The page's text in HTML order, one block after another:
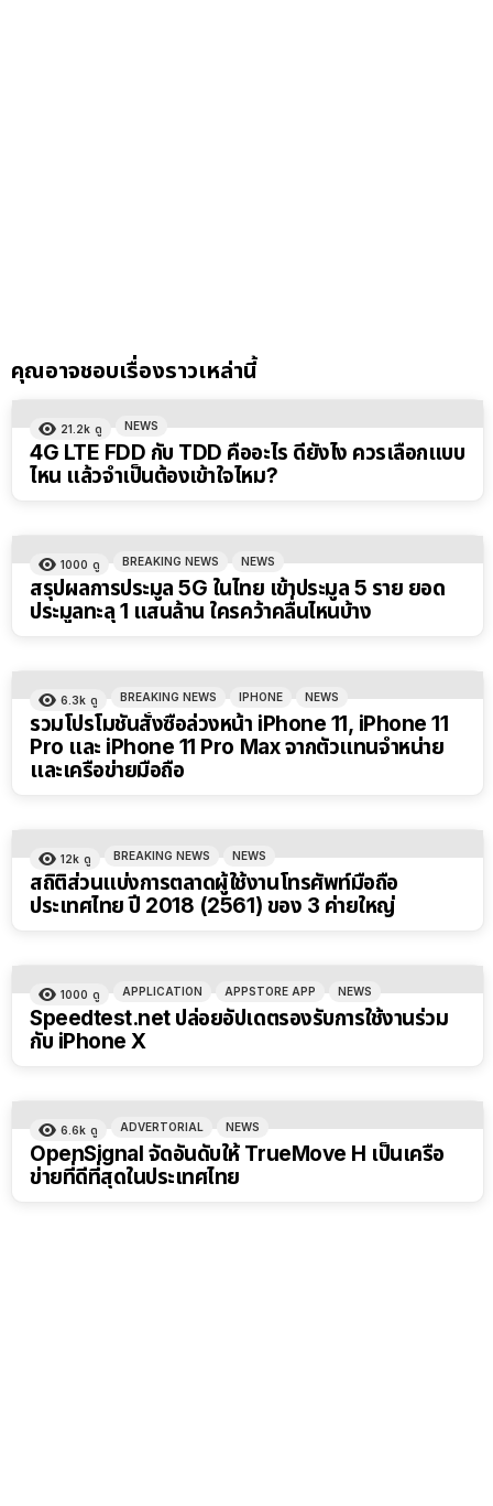
คุณอาจชอบเรื่องราวเหล่านี้
21.2k ดู NEWS
4G LTE FDD กับ TDD คืออะไร ดียังไง ควรเลือกแบบ
ไหน แล้วจำเป็นต้องเข้าใจไหม?
1000 ดู BREAKING NEWS NEWS
สรุปผลการประมูล 5G ในไทย เข้าประมูล 5 ราย ยอด
ประมูลทะลุ 1 แสนล้าน ใครคว้าคลื่นไหนบ้าง
6.3k ดู BREAKING NEWS IPHONE NEWS
รวมโปรโมชันสั่งซื้อล่วงหน้า iPhone 11, iPhone 11
Pro และ iPhone 11 Pro Max จากตัวแทนจำหน่าย
และเครือข่ายมือถือ
12k ดู BREAKING NEWS NEWS
สถิติส่วนแบ่งการตลาดผู้ใช้งานโทรศัพท์มือถือ
ประเทศไทย ปี 2018 (2561) ของ 3 ค่ายใหญ่
1000 ดู APPLICATION APPSTORE APP NEWS
Speedtest.net ปล่อยอัปเดตรองรับการใช้งานร่วม
กับ iPhone X
6.6k ดู ADVERTORIAL NEWS
OpenSignal จัดอันดับให้ TrueMove H เป็นเครือ
ข่ายที่ดีที่สุดในประเทศไทย